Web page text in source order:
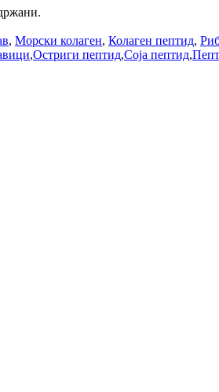
, Морски колаген, Колаген пептид,
,Остриги пептид,Соја пептид,